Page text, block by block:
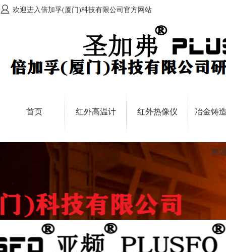
欢迎进入倍加孚(厦门)科技有限公司官方网站
首页 红外高温计 红外热像仪 冶金铸
测